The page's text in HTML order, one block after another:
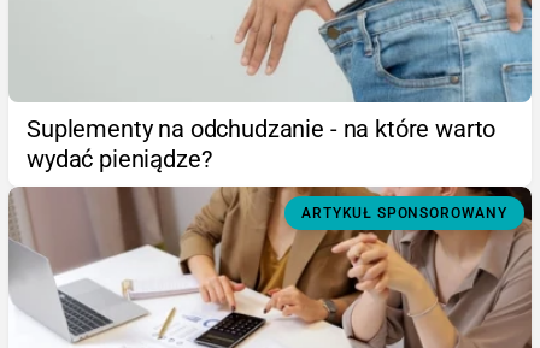
Suplementy na odchudzanie - na które warto
wydać pieniądze?
ARTYKUŁ SPONSOROWANY